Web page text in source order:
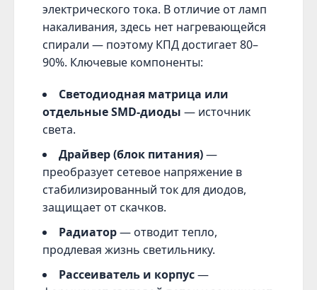
электрического тока. В отличие от ламп
накаливания, здесь нет нагревающейся
спирали — поэтому КПД достигает 80–
90%. Ключевые компоненты:
Светодиодная матрица или
отдельные SMD-диоды — источник
света.
Драйвер (блок питания)—
преобразует сетевое напряжение в
стабилизированный ток для диодов,
защищает от скачков.
Радиатор— отводит тепло,
продлевая жизнь светильнику.
Рассеиватель и корпус—